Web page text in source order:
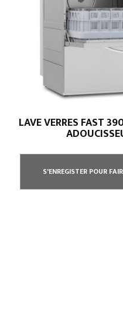
LAVE VERRES FAST
S'ENREGISTER POUR